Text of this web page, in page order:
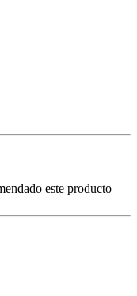
de productos y
este producto